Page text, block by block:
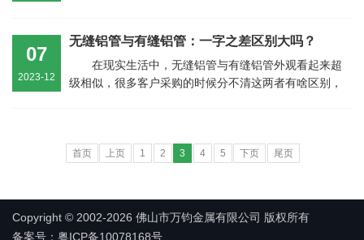
07
2023-12
无缝铝管与有缝铝管：一字之差区别大吗？
在现实生活中，无缝铝管与有缝铝管外观看起来超
级相似，很多客户采购的时候分不清这两者有啥区别，
首页 上页 1 2 3 4 5 下页 尾页
Copyright © 2002-2026 佛山市万钧金属有限公司 版权所有
备案号：粤ICP备10078168号